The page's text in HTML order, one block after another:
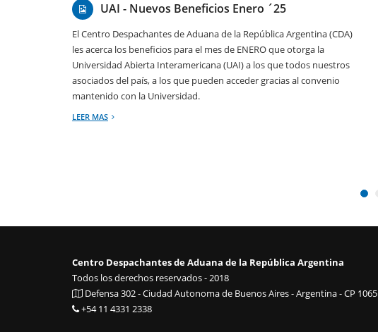
UAI - Nuevos Beneficios Enero ´25
El Centro Despachantes de Aduana de la República Argentina (CDA)
les acerca los beneficios para el mes de ENERO que otorga la
Universidad Abierta Interamericana (UAI) a los que todos nuestros
asociados del país, a los que pueden acceder gracias al convenio
mantenido con la Universidad.
LEER MAS
Centro Despachantes de Aduana de la República Argentina
Todos los derechos reservados - 2018
Defensa 302 - Ciudad Autonoma de Buenos Aires - Argentina - CP 1065
+54 11 4331 2338